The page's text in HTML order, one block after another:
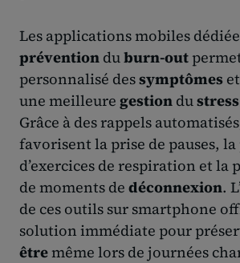
Les applications mobiles
prévention duburn-out
personnalisé dessymptômes
une meilleure gestion dustress
Grâce à des rappels
favorisent la prise de pauses,
d’exercices de respiration et
de moments de déconnexion.
de ces outils sur smartphone
solution immédiate pour
êtremême lors de journées